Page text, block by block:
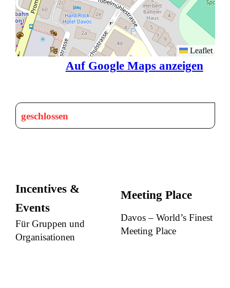
Leaflet
Auf Google Maps anzeigen
geschlossen
Incentives &
Events
Für Gruppen und
Organisationen
Meeting Place
Davos – World’s Finest
Meeting Place